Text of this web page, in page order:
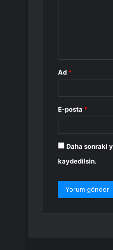
Ad *
E-posta *
Daha sonraki
kaydedilsin.